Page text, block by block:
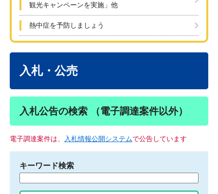
観光キャンペーンを実施」他
熱中症を予防しましょう
入札・公売
入札公告の検索 （電子調達案件以外）
電子調達案件は、 入札情報公開システムで公告しています
キーワード検索